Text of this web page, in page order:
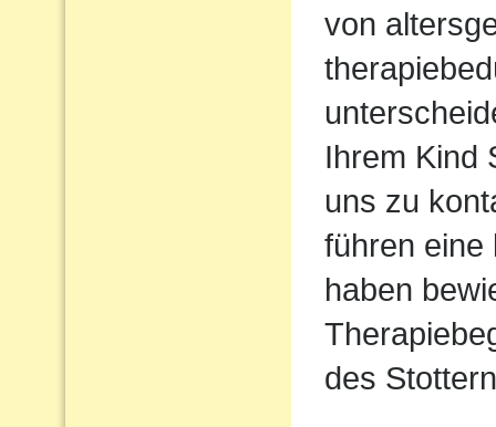
von
Ihrem Kind
uns zu
führen eine
haben
des